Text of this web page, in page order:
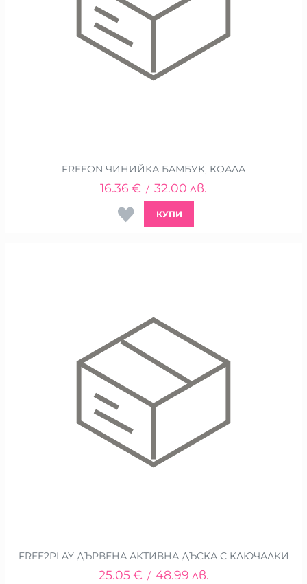
FREEON ЧИНИЙКА БАМБУК, КОАЛА
16.36 € / 32.00 лв.
КУПИ
FREE2PLAY ДЪРВЕНА АКТИВНА ДЪСКА С КЛЮЧАЛКИ
25.05 € / 48.99 лв.